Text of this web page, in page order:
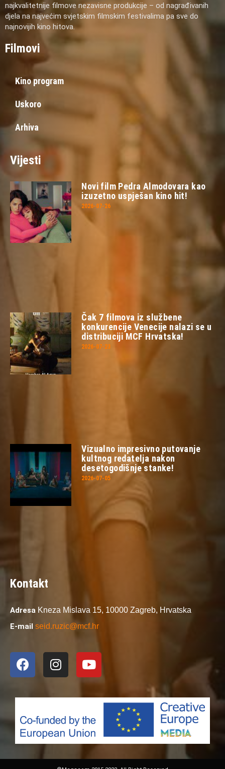
najkvalitetnije filmove nezavisne produkcije – od nagrađivanih
djela na najvećim svjetskim filmskim festivalima pa sve do
najnovijih kino hitova.
Filmovi
Kino program
Uskoro
Arhiva
Vijesti
Novi film Pedra Almodovara kao
izuzetno uspješan kino hit!
2026-07-26
Čak 7 filmova iz službene
konkurencije Venecije nalazi se u
distribuciji MCF Hrvatska!
2026-07-23
Vizualno impresivno putovanje
kultnog redatelja nakon
desetogodišnje stanke!
2026-07-05
Kontakt
Adresa Kneza Mislava 15, 10000 Zagreb, Hrvatska
E-mail seid.ruzic@mcf.hr